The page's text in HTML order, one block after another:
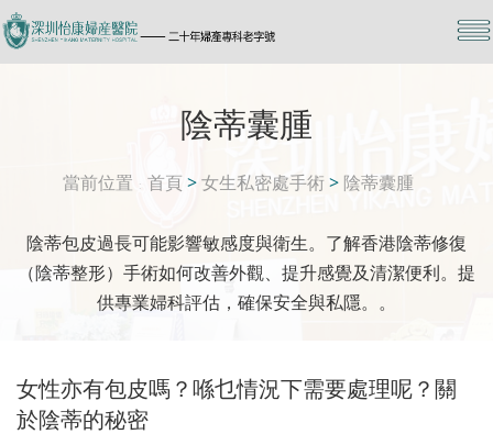
陰蒂囊腫
當前位置 首頁 >女生私密處手術> 陰蒂囊腫
陰蒂包皮過長可能影響敏感度與衛生。了解香港陰蒂修復
（陰蒂整形）手術如何改善外觀、提升感覺及清潔便利。提
供專業婦科評估，確保安全與私隱。。
女性亦有包皮嗎？喺乜情況下需要處理呢？關
於陰蒂的秘密